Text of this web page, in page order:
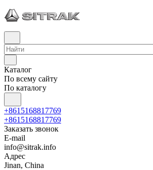
Каталог
По всему сайту
По каталогу
+8615168817769
+8615168817769
Заказать звонок
E-mail
info@sitrak.info
Адрес
Jinan, China